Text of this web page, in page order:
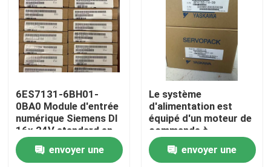
Contactez-nous
Demandez une citation
Commandes servo industrielles
Amplificateur servo à C.A.
6ES7131-6BH01-
0BA0 Module d'entrée
numérique Siemens DI
16x 24V standard en
courant continu
envoyer une
Le système
d'alimentation est
équipé d'un moteur de
commande à
commande
automatique.
envoyer une